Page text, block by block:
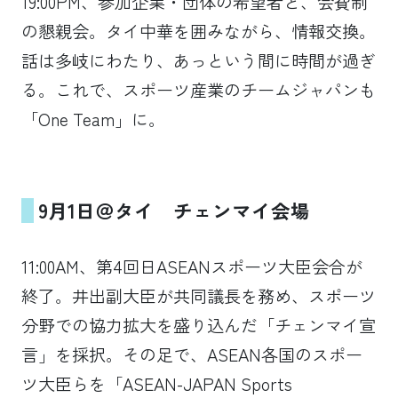
の懇親会。タイ中華を囲みながら、情報交換。
話は多岐にわたり、あっという間に時間が過ぎ
る。これで、スポーツ産業のチームジャパンも
「One Team」に。
9月1日＠タイ チェンマイ会場
11:00AM、第4回日ASEANスポーツ大臣会合が
終了。井出副大臣が共同議長を務め、スポーツ
分野での協力拡大を盛り込んだ「チェンマイ宣
言」を採択。その足で、ASEAN各国のスポー
ツ大臣らを「ASEAN-JAPAN Sports